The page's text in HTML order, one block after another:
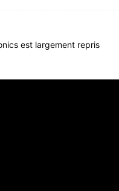
est largement repris